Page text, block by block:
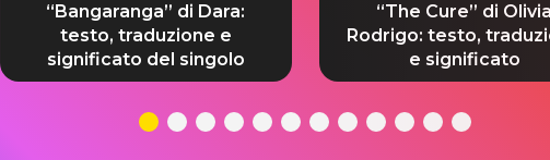
“Bangaranga” di Dara:
testo, traduzione e
significato del singolo
“The Cure” di Olivia
Rodrigo: testo,
e significato